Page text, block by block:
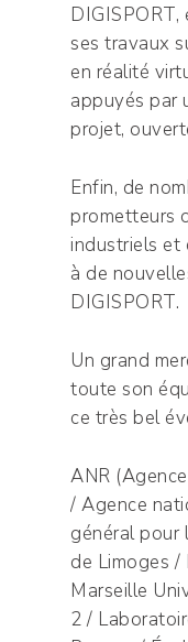
ses travaux
en réalité
appuyés par
projet,
Enfin, de
prometteurs
industriels et
à de
DIGISPORT.
Un grand
toute son
ce très bel
ANR
/ Agence
général pour
de Limoges
Marseille
2 /